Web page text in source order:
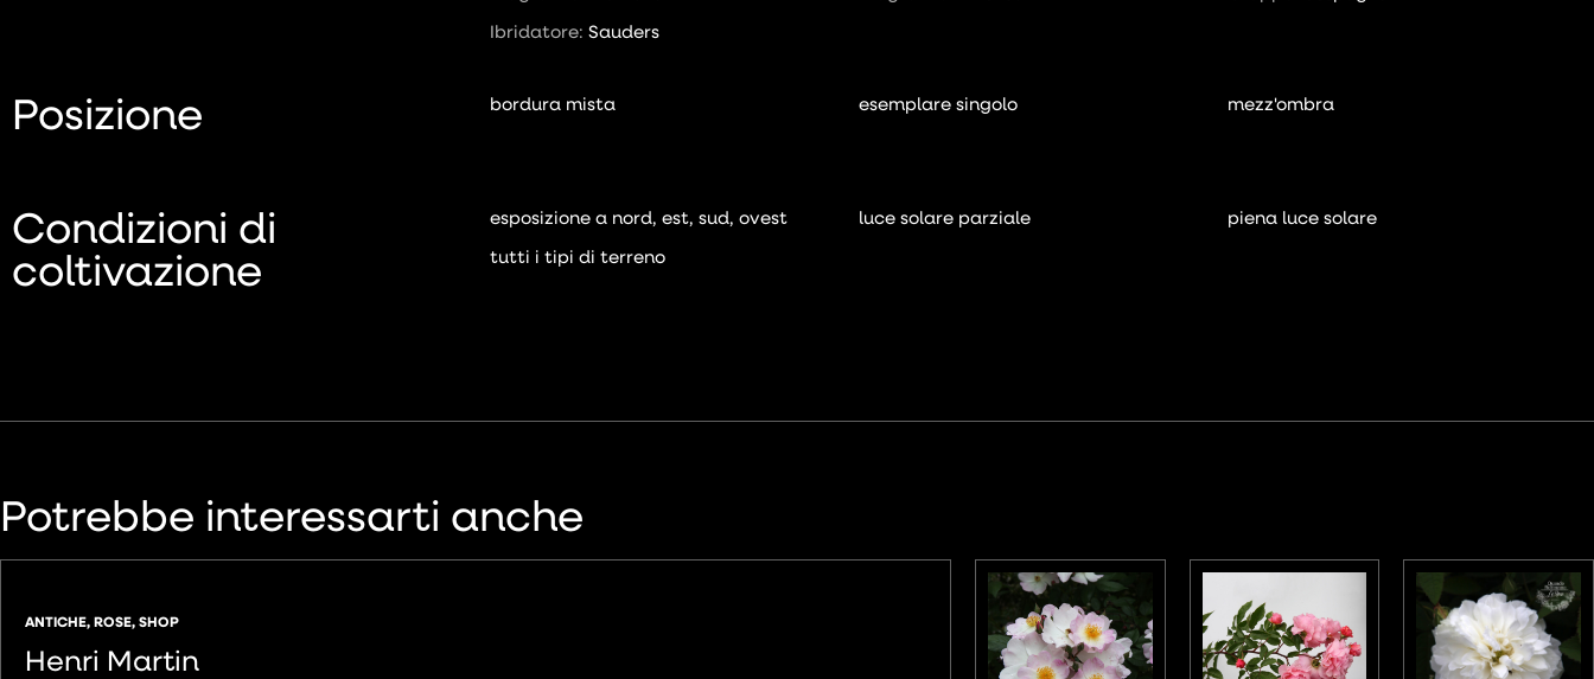
Ibridatore:Sauders
Posizione bordura mista esemplare singolo mezz'ombra
Condizioni di
coltivazione
esposizione a nord, est, sud, ovest luce solare parziale
piena luce solare
tutti i tipi di terreno
Potrebbe interessarti anche
ANTICHE,ROSE,SHOP
Henri Martin